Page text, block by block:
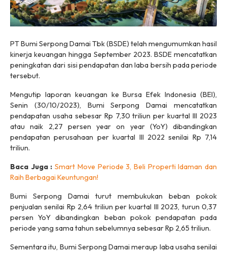
PT Bumi Serpong Damai Tbk (BSDE) telah mengumumkan hasil
kinerja keuangan hingga September 2023. BSDE mencatatkan
peningkatan dari sisi pendapatan dan laba bersih pada periode
tersebut.
Mengutip laporan keuangan ke Bursa Efek Indonesia (BEI),
Senin (30/10/2023), Bumi Serpong Damai mencatatkan
pendapatan usaha sebesar Rp 7,30 triliun per kuartal III 2023
atau naik 2,27 persen year on year (YoY) dibandingkan
pendapatan perusahaan per kuartal III 2022 senilai Rp 7,14
triliun.
Baca Juga : Smart Move Periode 3, Beli Properti Idaman dan
Raih Berbagai Keuntungan!
Bumi Serpong Damai turut membukukan beban pokok
penjualan senilai Rp 2,64 triliun per kuartal III 2023, turun 0,37
persen YoY dibandingkan beban pokok pendapatan pada
periode yang sama tahun sebelumnya sebesar Rp 2,65 triliun.
Sementara itu, Bumi Serpong Damai meraup laba usaha senilai